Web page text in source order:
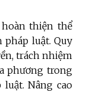
thiện thể
pháp luật. Quy
trách nhiệm
phương trong
Nâng cao